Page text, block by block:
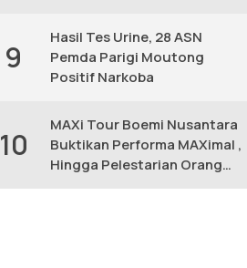
9
Hasil Tes Urine, 28 ASN
Pemda Parigi Moutong
Positif Narkoba
10
MAXi Tour Boemi Nusantara
Buktikan Performa MAXimal ,
Hingga Pelestarian Orang